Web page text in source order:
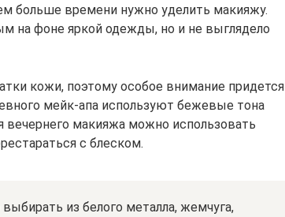
больше времени нужно уделить макияжу.
на фоне яркой одежды, но и не выглядело
кожи, поэтому особое внимание придется
мейк-апа используют бежевые тона
вечернего макияжа можно использовать
с блеском.
из белого металла, жемчуга,